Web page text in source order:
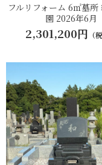
フルリフォーム 6㎡墓所
園 2026年6月
2,301,200円 （